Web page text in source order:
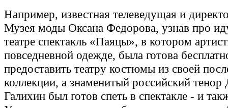
Например, известная телеведущая и
Музея моды Оксана Федорова, узнав про
театре спектакль «Паяцы», в котором
повседневной одежде, была готова
предоставить театру костюмы из своей
коллекции, а знаменитый российский
Галихин был готов спеть в спектакле - и